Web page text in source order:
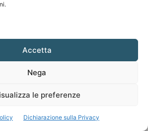
Accetta
Nega
le preferenze
Dichiarazione sulla Privacy